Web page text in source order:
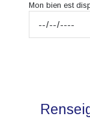
Mon bien est